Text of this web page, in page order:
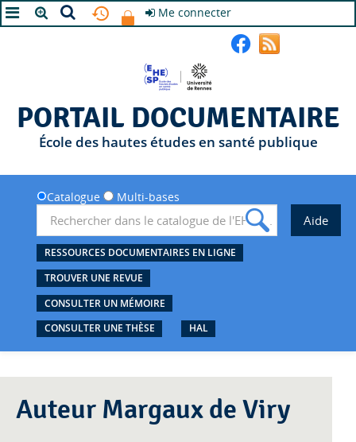
Me connecter
PORTAIL DOCUMENTAIRE
École des hautes études en santé publique
Catalogue Multi-bases
RESSOURCES DOCUMENTAIRES EN LIGNE
TROUVER UNE REVUE
CONSULTER UN MÉMOIRE
CONSULTER UNE THÈSE
HAL
Auteur Margaux de Viry